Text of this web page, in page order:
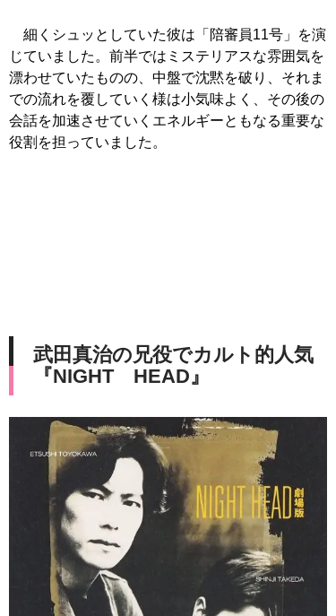
細くシュッとしていた彼は「陪審員11号」を演
じていました。前半ではミステリアスな雰囲気を
漂わせていたものの、中盤で沈黙を破り、それま
での流れを覆していく様は小気味よく、その後の
会話を加速させていくエネルギーともなる重要な
役割を担っていました。
武田真治の兄役でカルト的人気
『NIGHT HEAD』